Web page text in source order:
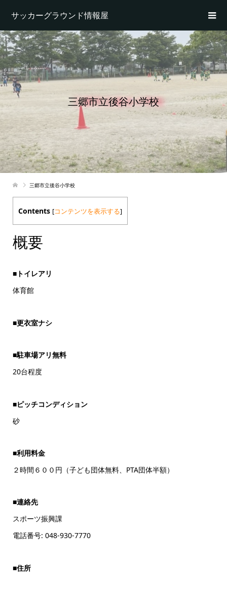
サッカーグラウンド情報屋
三郷市立後谷小学校
三郷市立後谷小学校
Contents [コンテンツを表示する]
概要
■トイレアリ
体育館
■更衣室ナシ
■駐車場アリ無料
20台程度
■ピッチコンディション
砂
■利用料金
２時間６００円（子ども団体無料、PTA団体半額）
■連絡先
スポーツ振興課
電話番号: 048-930-7770
■住所